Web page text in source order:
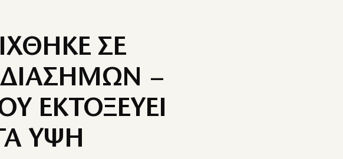
ΣΕ
–
ΕΚΤΟΞΕΥΕΙ
ΥΨΗ